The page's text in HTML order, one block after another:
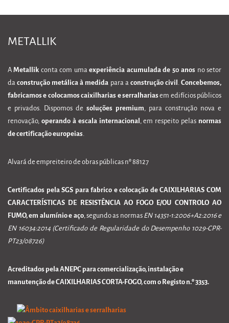
METALLIK
AMetallik conta com umaexperiência acumulada de 50 anos no setor
daconstrução metálica à medida para a construção civil.Concebemos,
fabricamos e colocamos caixilharias e serralhariasem edifícios públicos
e privados. Dispomos de soluções premium, para construção nova e
renovação, operando à escala internacional, em respeito pelas normas
de certificação europeias.
Alvará de empreiteiro de obras públicas nº 88127
Certificados pela SGS para fabrico e colocação de CAIXILHARIAS COM
CARACTERÍSTICAS DE RESISTÊNCIA AO FOGO E/OU CONTROLO AO
FUMO, em alumínio e aço, segundo as normas EN 14351-1:2006+A2:2016 e
EN 16034:2014 (Certificado de Regularidade do Desempenho 1029-CPR-
PT23/08726)
Acreditados pela ANEPC para comercialização, instalação e
manutenção de CAIXILHARIAS CORTA-FOGO, com o Registo n.º 3353.